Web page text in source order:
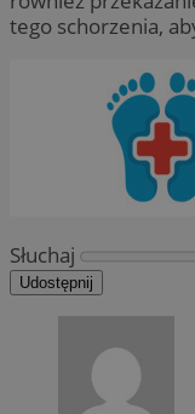
tego schorzenia,
Słuchaj
Udostępnij